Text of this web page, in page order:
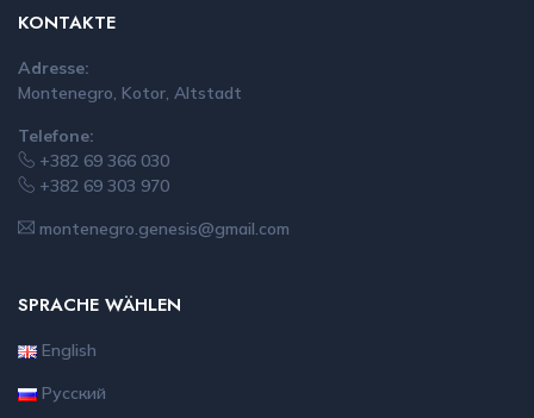
KONTAKTE
Adresse:
Montenegro, Kotor, Altstadt
Telefone:
+382 69 366 030
+382 69 303 970
montenegro.genesis@gmail.com
SPRACHE WÄHLEN
English
Русский